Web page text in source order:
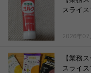
スライ
2026年07
【業務
スライ